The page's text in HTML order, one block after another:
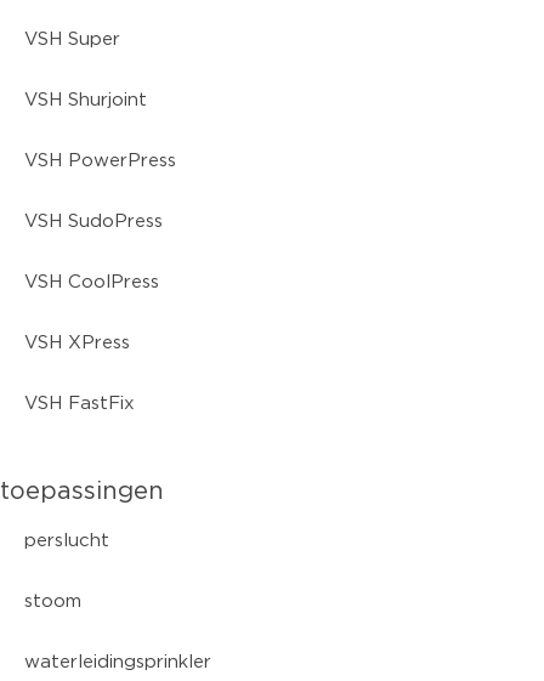
VSH Super
VSH Shurjoint
VSH PowerPress
VSH SudoPress
VSH CoolPress
VSH XPress
VSH FastFix
toepassingen
perslucht
stoom
waterleidingsprinkler